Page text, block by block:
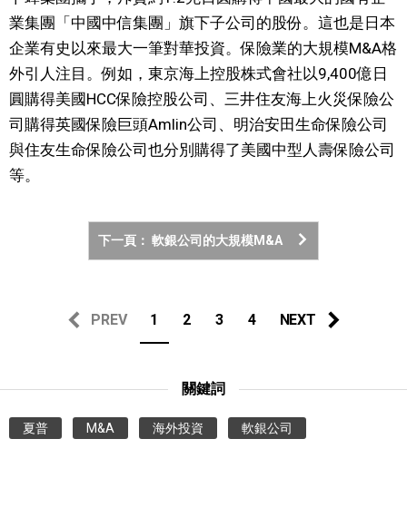
業集團「中國中信集團」旗下子公司的股份。這也是日本
企業有史以來最大一筆對華投資。保險業的大規模M&A格
外引人注目。例如，東京海上控股株式會社以9,400億日
圓購得美國HCC保險控股公司、三井住友海上火災保險公
司購得英國保險巨頭Amlin公司、明治安田生命保險公司
與住友生命保險公司也分別購得了美國中型人壽保險公司
等。
下一頁： 軟銀公司的大規模M&A
PREV 1 2 3 4 NEXT
關鍵詞
夏普 M&A 海外投資 軟銀公司